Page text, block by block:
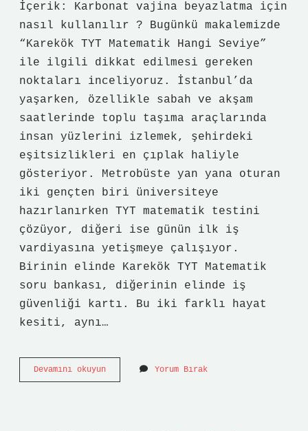
İçerik: Karbonat vajina beyazlatma için
nasıl kullanılır ? Bugünkü makalemizde
“Karekök TYT Matematik Hangi Seviye”
ile ilgili dikkat edilmesi gereken
noktaları inceliyoruz. İstanbul’da
yaşarken, özellikle sabah ve akşam
saatlerinde toplu taşıma araçlarında
insan yüzlerini izlemek, şehirdeki
eşitsizlikleri en çıplak haliyle
gösteriyor. Metrobüste yan yana oturan
iki gençten biri üniversiteye
hazırlanırken TYT matematik testini
çözüyor, diğeri ise günün ilk iş
vardiyasına yetişmeye çalışıyor.
Birinin elinde Karekök TYT Matematik
soru bankası, diğerinin elinde iş
güvenliği kartı. Bu iki farklı hayat
kesiti, aynı…
Devamını okuyunKarekök
TYT
Yorum Bırak